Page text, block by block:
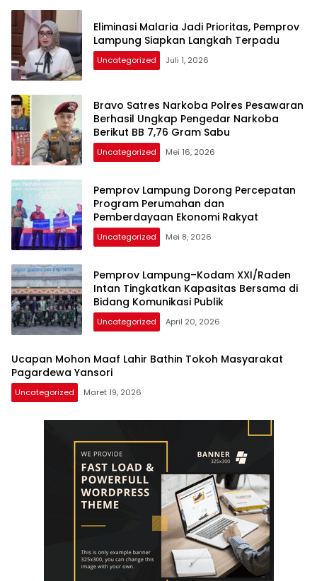
Eliminasi Malaria Jadi Prioritas, Pemprov
Lampung Siapkan Langkah Terpadu
Uncategorized Juli 1, 2026
Bravo Satres Narkoba Polres Pesawaran
Berhasil Ungkap Pengedar Narkoba
Berikut BB 7,76 Gram Sabu
Uncategorized Mei 16, 2026
Pemprov Lampung Dorong Percepatan
Program Perumahan dan
Pemberdayaan Ekonomi Rakyat
Uncategorized Mei 8, 2026
Pemprov Lampung–Kodam XXI/Raden
Intan Tingkatkan Kapasitas Bersama di
Bidang Komunikasi Publik
Uncategorized April 20, 2026
Ucapan Mohon Maaf Lahir Bathin Tokoh Masyarakat
Pagardewa Yansori
Uncategorized Maret 19, 2026